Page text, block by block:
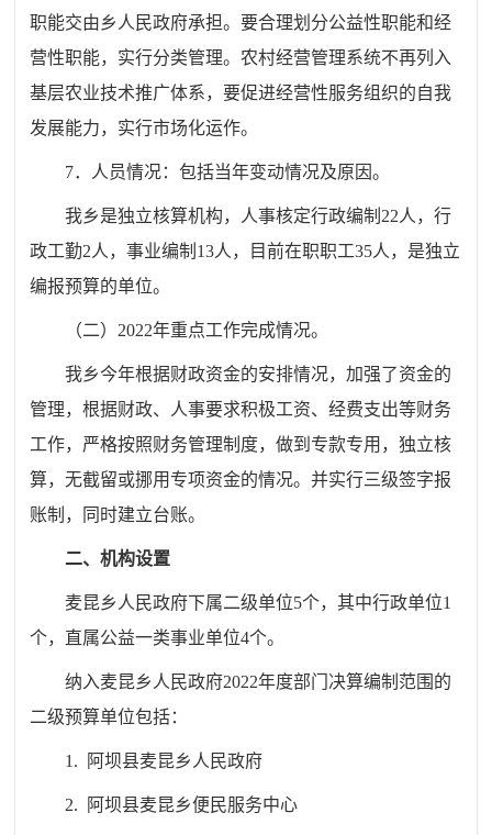
职能交由乡人民政府承担。要合理划分公益性职能和经
营性职能，实行分类管理。农村经营管理系统不再列入
基层农业技术推广体系，要促进经营性服务组织的自我
发展能力，实行市场化运作。
7．人员情况：包括当年变动情况及原因。
我乡是独立核算机构，人事核定行政编制 22人，行
政工勤2人，事业编制 13人，目前在职职工35人，是独立
编报预算的单位。
（二） 2022年重点工作完成情况。
我乡今年根据财政资金的安排情况，加强了资金的
管理，根据财政、人事要求积极工资、经费支出等财务
工作， 严格按照财务管理制度，做到专款专用，独立核
算，无截留或挪用专项资金的情况。并实行三级签字报
账制，同时建立台账。
二、机构设置
麦昆乡人民政府下属二级单位5个，其中行政单位1
个， 直属公益一类事业单位4个。
纳入麦昆乡人民政府2022年度部门决算编制范围的
二级预算单位包括：
1. 阿坝县麦昆乡 人民政府
2. 阿坝县麦昆乡便民服务中心